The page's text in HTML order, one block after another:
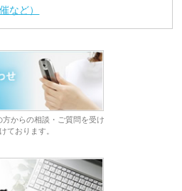
など）
方からの相談・ご質問を受け
ております。